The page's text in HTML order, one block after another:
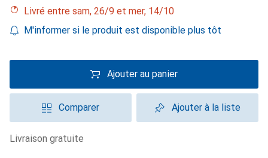
Livré entre sam, 26/9 et mer, 14/10
M'informer si le produit est disponible plus tôt
Ajouter au panier
Comparer Ajouter à la liste
livraison gratuite